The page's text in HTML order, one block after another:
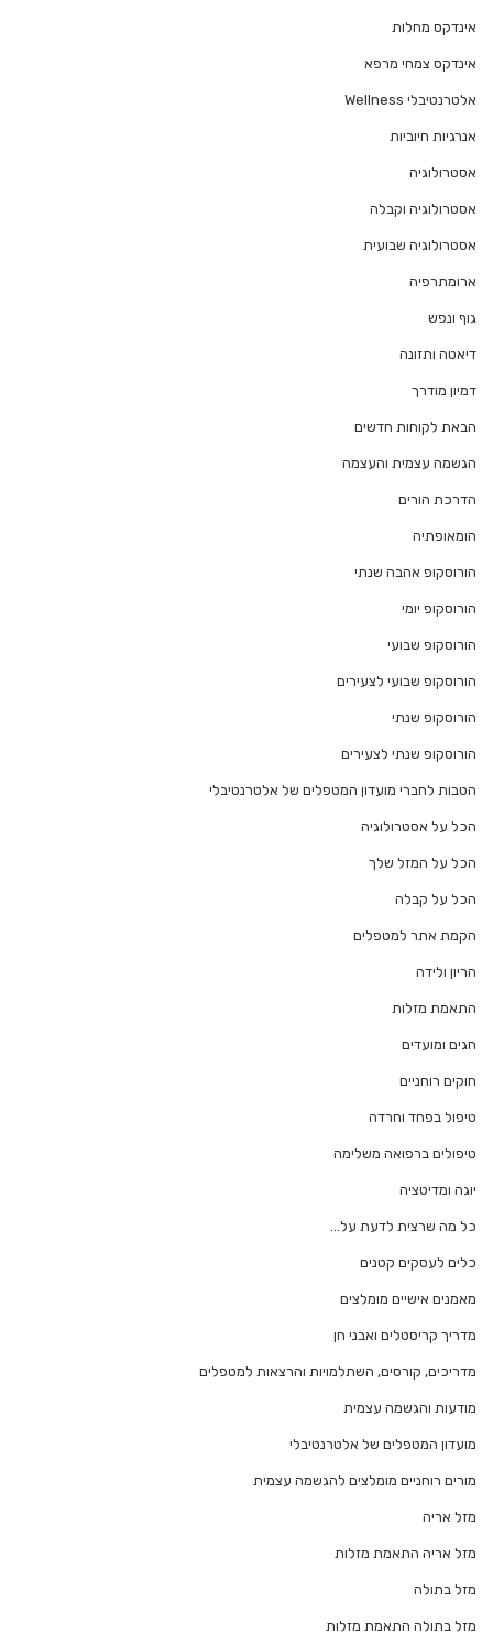
אינדקס מחלות
אינדקס צמחי מרפא
אלטרנטיבלי Wellness
אנרגיות חיוביות
אסטרולוגיה
אסטרולוגיה וקבלה
אסטרולוגיה שבועית
ארומתרפיה
גוף ונפש
דיאטה ותזונה
דמיון מודרך
הבאת לקוחות חדשים
הגשמה עצמית והעצמה
הדרכת הורים
הומאופתיה
הורוסקופ אהבה שנתי
הורוסקופ יומי
הורוסקופ שבועי
הורוסקופ שבועי לצעירים
הורוסקופ שנתי
הורוסקופ שנתי לצעירים
הטבות לחברי מועדון המטפלים של אלטרנטיבלי
הכל על אסטרולוגיה
הכל על המזל שלך
הכל על קבלה
הקמת אתר למטפלים
הריון ולידה
התאמת מזלות
חגים ומועדים
חוקים רוחניים
טיפול בפחד וחרדה
טיפולים ברפואה משלימה
יוגה ומדיטציה
כל מה שרצית לדעת על…
כלים לעסקים קטנים
מאמנים אישיים מומלצים
מדריך קריסטלים ואבני חן
מדריכים, קורסים, השתלמויות והרצאות למטפלים
מודעות והגשמה עצמית
מועדון המטפלים של אלטרנטיבלי
מורים רוחניים מומלצים להגשמה עצמית
מזל אריה
מזל אריה התאמת מזלות
מזל בתולה
מזל בתולה התאמת מזלות